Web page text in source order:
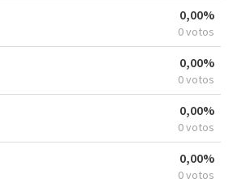
0,00%
0 votos
0,00%
0 votos
0,00%
0 votos
0,00%
0 votos